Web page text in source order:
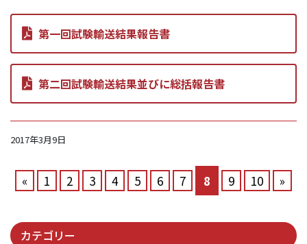
第一回試験輸送結果報告書
第二回試験輸送結果並びに総括報告書
2017年3月9日
« 1 2 3 4 5 6 7 8 9 10 »
カテゴリー